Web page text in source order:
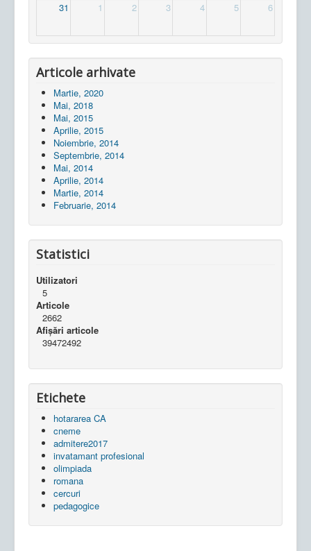
31 1 2 3 4 5 6
Articole arhivate
Martie, 2020
Mai, 2018
Mai, 2015
Aprilie, 2015
Noiembrie, 2014
Septembrie, 2014
Mai, 2014
Aprilie, 2014
Martie, 2014
Februarie, 2014
Statistici
Utilizatori
5
Articole
2662
Afișări articole
39472492
Etichete
hotararea CA
cneme
admitere2017
invatamant profesional
olimpiada
romana
cercuri
pedagogice